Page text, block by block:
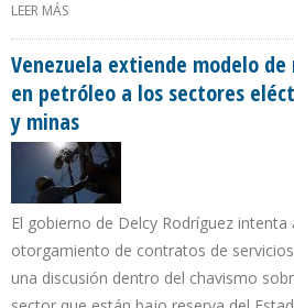
LEER MÁS
Venezuela extiende modelo de
en petróleo a los sectores
y minas
El gobierno de Delcy Rodríguez intenta
otorgamiento de contratos de
una discusión dentro del chavismo